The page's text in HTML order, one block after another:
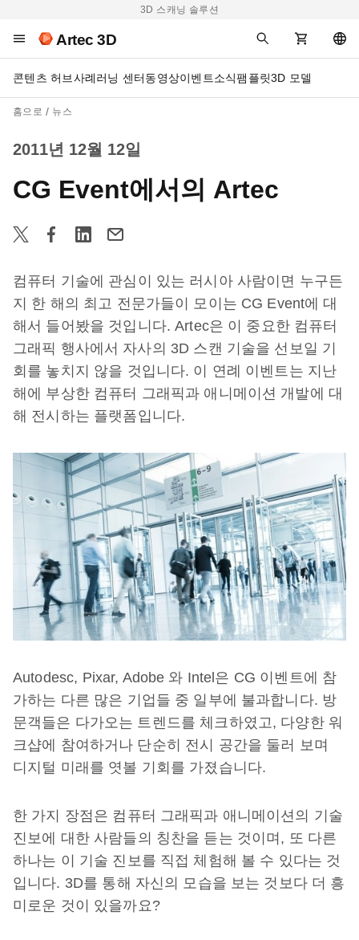
3D 스캐닝 솔루션
Artec 3D
콘텐츠 허브사례러닝 센터동영상이벤트소식팸플릿3D 모델
홈으로 뉴스
2011년 12월 12일
CG Event에서의 Artec
컴퓨터 기술에 관심이 있는 러시아 사람이면 누구든
지 한 해의 최고 전문가들이 모이는 CG Event에 대
해서 들어봤을 것입니다. Artec은 이 중요한 컴퓨터
그래픽 행사에서 자사의 3D 스캔 기술을 선보일 기
회를 놓치지 않을 것입니다. 이 연례 이벤트는 지난
해에 부상한 컴퓨터 그래픽과 애니메이션 개발에 대
해 전시하는 플랫폼입니다.
Autodesc, Pixar, Adobe 와 Intel은 CG 이벤트에 참
가하는 다른 많은 기업들 중 일부에 불과합니다. 방
문객들은 다가오는 트렌드를 체크하였고, 다양한 워
크샵에 참여하거나 단순히 전시 공간을 둘러 보며
디지털 미래를 엿볼 기회를 가졌습니다.
한 가지 장점은 컴퓨터 그래픽과 애니메이션의 기술
진보에 대한 사람들의 칭찬을 듣는 것이며, 또 다른
하나는 이 기술 진보를 직접 체험해 볼 수 있다는 것
입니다. 3D를 통해 자신의 모습을 보는 것보다 더 흥
미로운 것이 있을까요?